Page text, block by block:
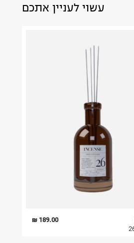
עשוי לעניין אתכם
189.00 ₪